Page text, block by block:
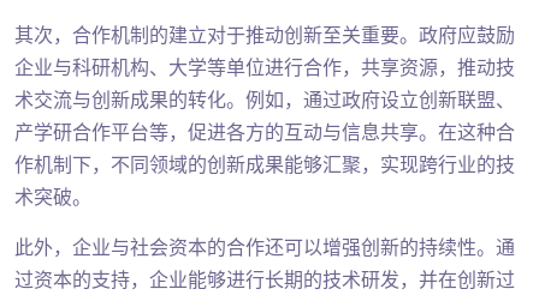
其次，合作机制的建立对于推动创新至关重要。政府应鼓励
企业与科研机构、大学等单位进行合作，共享资源，推动技
术交流与创新成果的转化。例如，通过政府设立创新联盟、
产学研合作平台等，促进各方的互动与信息共享。在这种合
作机制下，不同领域的创新成果能够汇聚，实现跨行业的技
术突破。
此外，企业与社会资本的合作还可以增强创新的持续性。通
过资本的支持，企业能够进行长期的技术研发，并在创新过